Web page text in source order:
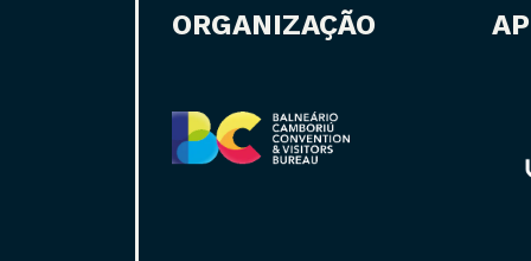
ORGANIZAÇÃO